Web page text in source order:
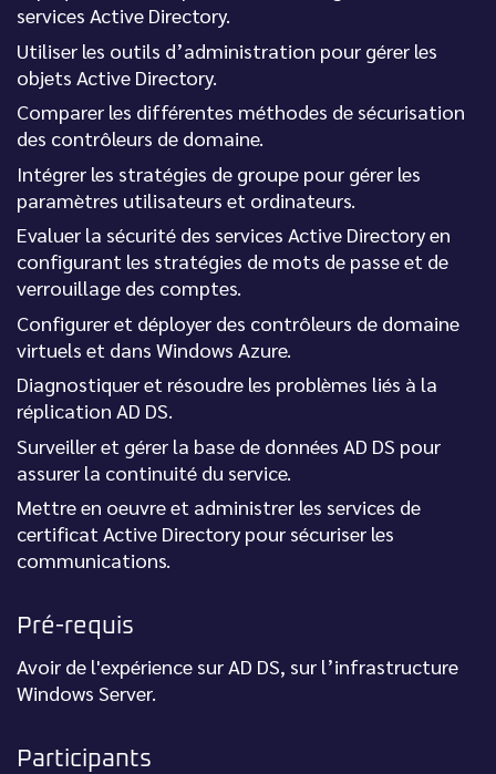
services Active Directory.
Utiliser les outils d’administration pour gérer les
objets Active Directory.
Comparer les différentes méthodes de sécurisation
des contrôleurs de domaine.
Intégrer les stratégies de groupe pour gérer les
paramètres utilisateurs et ordinateurs.
Evaluer la sécurité des services Active Directory en
configurant les stratégies de mots de passe et de
verrouillage des comptes.
Configurer et déployer des contrôleurs de domaine
virtuels et dans Windows Azure.
Diagnostiquer et résoudre les problèmes liés à la
réplication AD DS.
Surveiller et gérer la base de données AD DS pour
assurer la continuité du service.
Mettre en oeuvre et administrer les services de
certificat Active Directory pour sécuriser les
communications.
Pré-requis
Avoir de l'expérience sur AD DS, sur l’infrastructure
Windows Server.
Participants